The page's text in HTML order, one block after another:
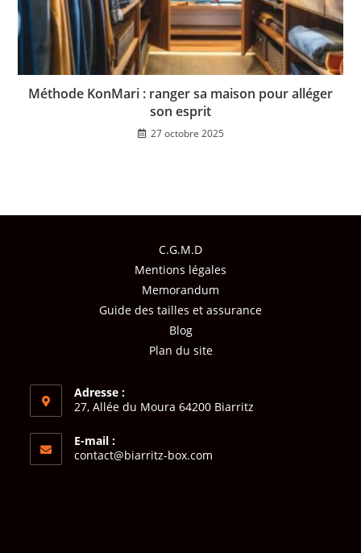
Méthode KonMari : ranger sa maison pour alléger
son esprit
27 octobre 2025
C.G.M.D
Mentions légales
Memorandum
Guide des tailles et assurance
Blog
Plan du site
Adresse :
27, Allée du Moura 64200 Biarritz
E-mail :
contact@biarritz-box.com